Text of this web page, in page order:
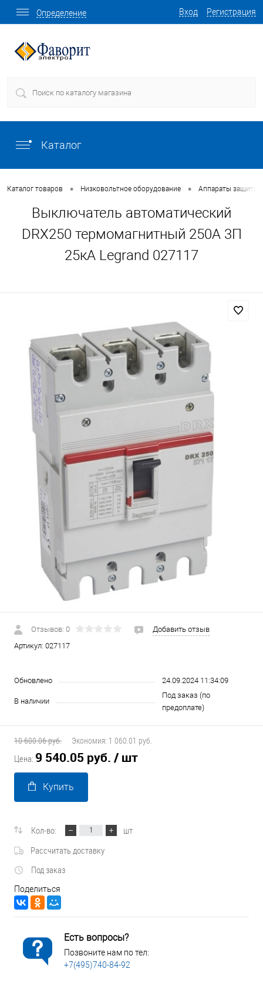
Вход Регистрация
Определение
Каталог
Каталог товаров • Низковольтное оборудование • Аппараты защиты
Выключатель автоматический
DRX250 термомагнитный 250A 3П
25кА Legrand 027117
Отзывов: 0
Добавить отзыв
Артикул: 027117
Обновлено 24.09.2024 11:34:09
В наличии
Под заказ (по
предоплате)
10 600.06 руб. Экономия: 1 060.01 руб.
Цена: 9 540.05 руб. / шт
Купить
Кол-во:
шт
Рассчитать доставку
Под заказ
Поделиться
Есть вопросы?
Позвоните нам по тел:
+7(495)740-84-92